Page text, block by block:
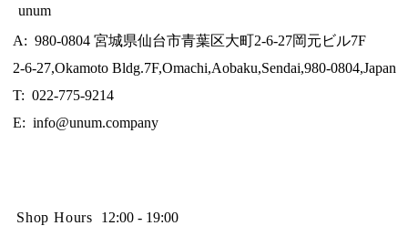
unum
A: 980-0804 宮城県仙台市青葉区大町2-6-27岡元ビル7F
2-6-27,Okamoto Bldg.7F,Omachi,Aobaku,Sendai,980-0804,Japan
T: 022-775-9214
E: info@unum.company
Shop Hours
12:00 - 19:00